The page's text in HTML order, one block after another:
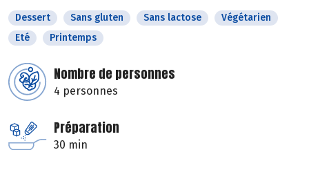
Dessert Sans gluten Sans lactose
Végétarien
Eté
Printemps
Nombre de personnes
4 personnes
Préparation
30 min